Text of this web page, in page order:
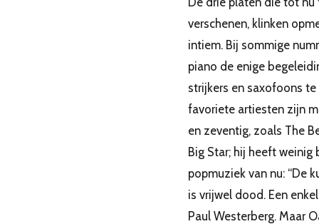
verschenen, klinken
intiem. Bij sommige
piano de enige
strijkers en saxofoons te
favoriete artiesten zijn
en zeventig, zoals The
Big Star; hij heeft
popmuziek van nu: “De
is vrijwel dood. Een
Paul Westerberg. Maar